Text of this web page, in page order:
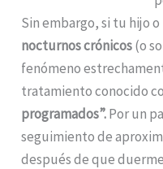
Sin embargo, si tu hijo
nocturnos crónicos(o
fenómeno
tratamiento conocido
programados”.Por un
seguimiento de
después de que